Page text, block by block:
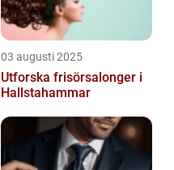
03 augusti 2025
Utforska frisörsalonger i
Hallstahammar